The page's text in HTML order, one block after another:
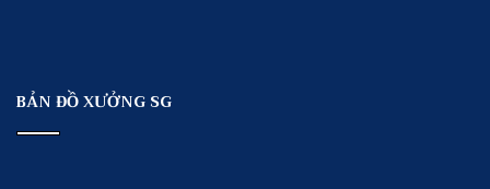
BẢN ĐỒ XƯỞNG SG